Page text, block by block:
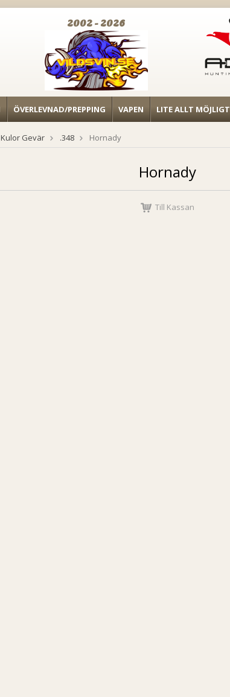
2002 - 2026
ÖVERLEVNAD/PREPPING VAPEN LITE ALLT MÖJLIGT
Kulor Gevär .348 Hornady
Hornady
Till Kassan